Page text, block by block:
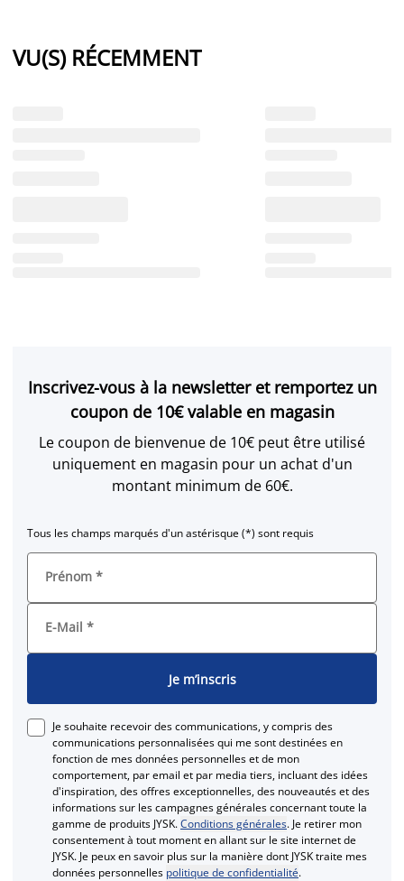
VU(S) RÉCEMMENT
Inscrivez-vous à la newsletter et remportez un
coupon de 10€ valable en magasin
Le coupon de bienvenue de 10€ peut être utilisé
uniquement en magasin pour un achat d'un
montant minimum de 60€.
Tous les champs marqués d'un astérisque (*) sont requis
Prénom *
E-Mail *
Je m’inscris
Je souhaite recevoir des communications, y compris des
communications personnalisées qui me sont destinées en
fonction de mes données personnelles et de mon
comportement, par email et par media tiers, incluant des idées
d'inspiration, des offres exceptionnelles, des nouveautés et des
informations sur les campagnes générales concernant toute la
gamme de produits JYSK.Conditions générales. Je retirer mon
consentement à tout moment en allant sur le site internet de
JYSK. Je peux en savoir plus sur la manière dont JYSK traite mes
données personnelles politique de confidentialité.